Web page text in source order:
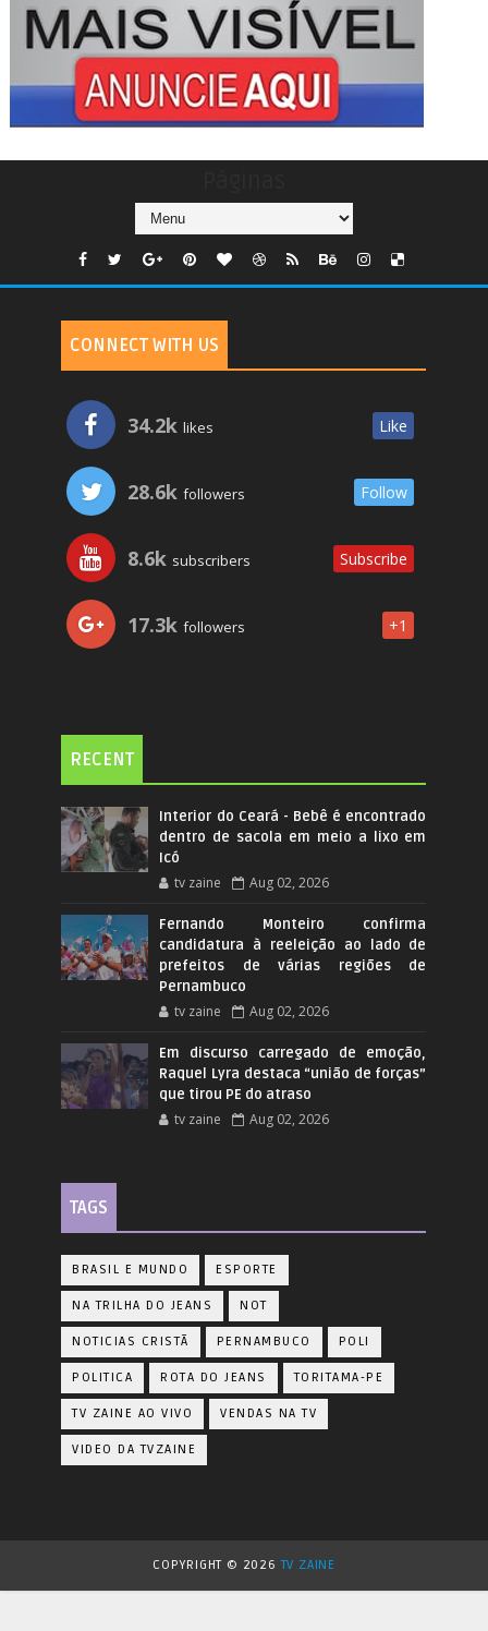
CONNECT WITH US
34.2k likes Like
28.6k followers Follow
8.6k subscribers Subscribe
17.3k followers +1
RECENT
Interior do Ceará - Bebê é encontrado
dentro de sacola em meio a lixo em
Icó
tv zaine Aug 02, 2026
Fernando Monteiro confirma
candidatura à reeleição ao lado de
prefeitos de várias regiões de
Pernambuco
tv zaine Aug 02, 2026
Em discurso carregado de emoção,
Raquel Lyra destaca “união de forças”
que tirou PE do atraso
tv zaine Aug 02, 2026
TAGS
BRASIL E MUNDO ESPORTE
NA TRILHA DO JEANS NOT
NOTICIAS CRISTÃ PERNAMBUCO POLI
POLITICA ROTA DO JEANS TORITAMA-PE
TV ZAINE AO VIVO VENDAS NA TV
VIDEO DA TVZAINE
COPYRIGHT © 2026TV ZAINE